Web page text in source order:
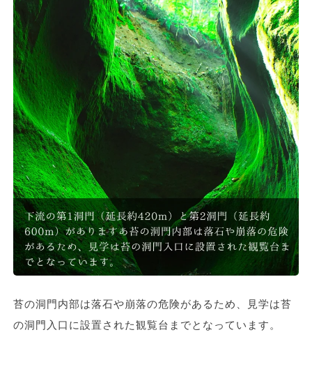
苔の洞門内部は落石や崩落の危険があるため、見学は苔
の洞門入口に設置された観覧台までとなっています。